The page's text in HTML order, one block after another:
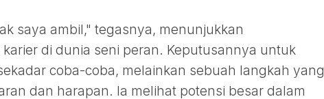
saya ambil," tegasnya, menunjukkan
di dunia seni peran. Keputusannya untuk
coba-coba, melainkan sebuah langkah yang
dan harapan. Ia melihat potensi besar dalam